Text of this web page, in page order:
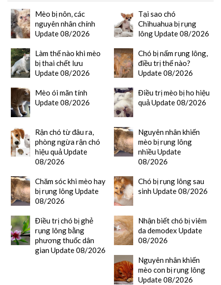
Mèo bị nôn, các
nguyên nhân chính
Update 08/2026
Tại sao chó
Chihuahua bị rụng
lông Update 08/2026
Làm thế nào khi mèo
bị thai chết lưu
Update 08/2026
Chó bị nấm rụng lông,
điều trị thế nào?
Update 08/2026
Mèo ói mãn tính
Update 08/2026
Điều trị mèo bị ho hiệu
quả Update 08/2026
Rận chó từ đâu ra,
phòng ngừa rận chó
hiệu quả Update
08/2026
Nguyên nhân khiến
mèo bị rụng lông
nhiều Update
08/2026
Chăm sóc khi mèo hay
bị rụng lông Update
08/2026
Chó bị rụng lông sau
sinh Update 08/2026
Điều trị chó bị ghẻ
rụng lông bằng
phương thuốc dân
gian Update 08/2026
Nhận biết chó bị viêm
da demodex Update
08/2026
Nguyên nhân khiến
mèo con bị rụng lông
Update 08/2026